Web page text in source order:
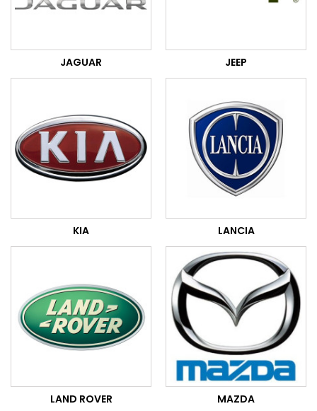
JAGUAR JEEP
KIA LANCIA
LAND ROVER MAZDA